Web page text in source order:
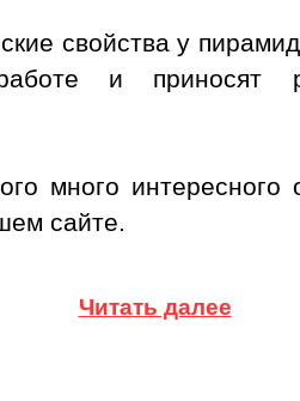
свойства у
и приносят
много интересного
сайте.
Читать далее